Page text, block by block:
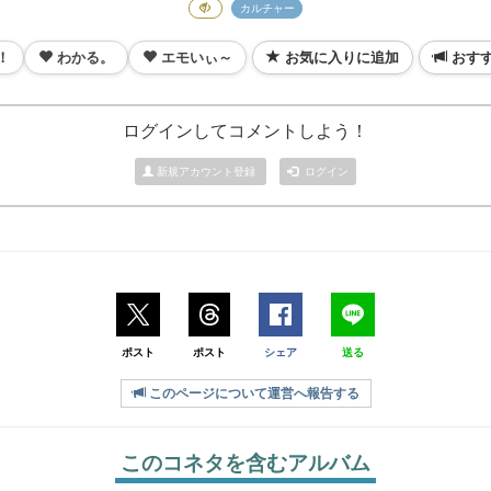
カルチャー
わかる。 エモいぃ～ お気に入りに追加 おす
ログインしてコメントしよう！
新規アカウント登録 ログイン
ポスト ポスト シェア 送る
このページについて運営へ報告する
このコネタを含むアルバム